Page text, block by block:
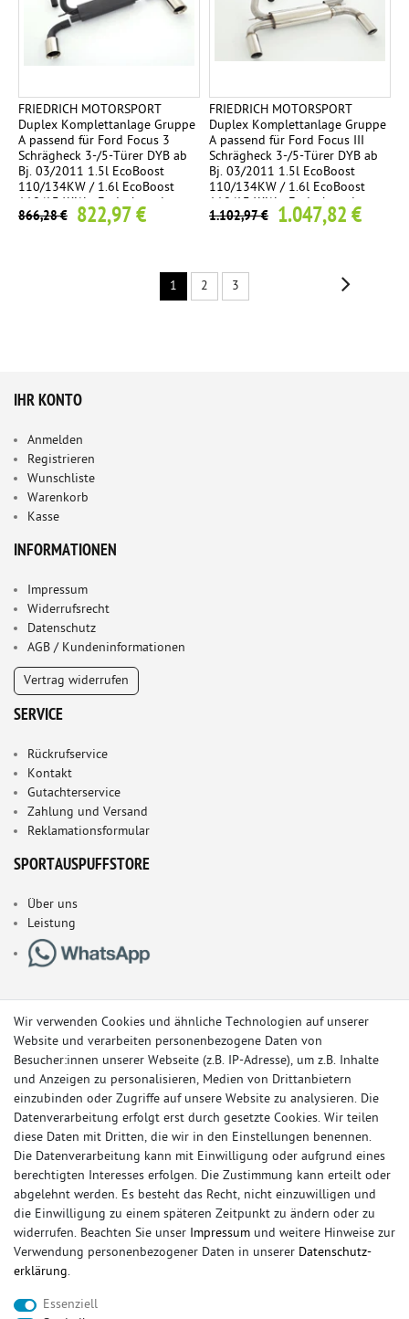
FRIEDRICH MOTORSPORT
Duplex Komplettanlage Gruppe
A passend für Ford Focus 3
Schrägheck 3-/5-Türer DYB ab
Bj. 03/2011 1.5l EcoBoost
110/134KW / 1.6l EcoBoost
110/134KW - Endrohrvariante
frei wählbar
866,28 € 822,97 €
FRIEDRICH MOTORSPORT
Duplex Komplettanlage Gruppe
A passend für Ford Focus III
Schrägheck 3-/5-Türer DYB ab
Bj. 03/2011 1.5l EcoBoost
110/134KW / 1.6l EcoBoost
110/134KW - Endrohrvariante
frei wählbar
1.102,97 € 1.047,82 €
1 2 3
IHR KONTO
Anmelden
Registrieren
Wunschliste
Warenkorb
Kasse
INFORMATIONEN
Impressum
Widerrufsrecht
Datenschutz
AGB / Kundeninformationen
Vertrag widerrufen
SERVICE
Rückrufservice
Kontakt
Gutachterservice
Zahlung und Versand
Reklamationsformular
SPORTAUSPUFFSTORE
Über uns
Leistung
© Copyright 2026 Sportauspuff-Store.de - Alle Rechte vorbehalten.
Preisangaben inkl. gesetzlicher MwSt. und zzgl. Versandkosten
Das Internetportal für Sportendschalldämpfer, Komplettanlagen,
Rennsportanlagen, Sportendrohre, Universalteile, Fächerkrümmer,
Vorschalldämpfer, Sportkat, Ersatzrohr und Auspuffzubehör.
FOX, REMUS, FSW, FRIEDRICH MOTORSPORT, EISENMANN, ULTER
Wir verwenden Cookies und ähnliche Technologien auf unserer
Website und verarbeiten personenbezogene Daten von
Besucher:innen unserer Webseite (z.B. IP-Adresse), um z.B. Inhalte
und Anzeigen zu personalisieren, Medien von Drittanbietern
einzubinden oder Zugriffe auf unsere Website zu analysieren. Die
Datenverarbeitung erfolgt erst durch gesetzte Cookies. Wir teilen
diese Daten mit Dritten, die wir in den Einstellungen benennen.
Die Datenverarbeitung kann mit Einwilligung oder aufgrund eines
berechtigten Interesses erfolgen. Die Zustimmung kann erteilt oder
abgelehnt werden. Es besteht das Recht, nicht einzuwilligen und
die Einwilligung zu einem späteren Zeitpunkt zu ändern oder zu
widerrufen. Beachten Sie unser Impressum und weitere Hinweise zur
Verwendung personenbezogener Daten in unserer Daten­schutz­
erklärung.
Essenziell